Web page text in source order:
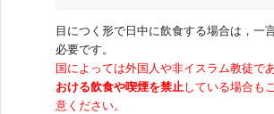
目につく形で日中に飲食する場合は，一
必要です。
国によっては外国人や非イスラム教徒で
おける飲食や喫煙を禁止している場合も
意ください。